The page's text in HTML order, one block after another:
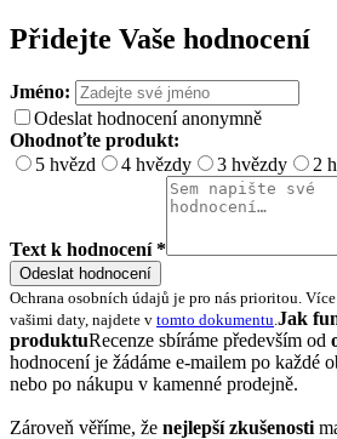
Přidejte Vaše hodnocení
Jméno:
Odeslat hodnocení anonymně
Ohodnoťte produkt:
5 hvězd
4 hvězdy 3 hvězdy 2
Text k hodnocení *
Odeslat hodnocení
Ochrana osobních údajů je pro nás prioritou.
vašimi daty, najdete v tomto dokumentu.Jak
produktuRecenze sbíráme především od
hodnocení je žádáme e-mailem po každé
nebo po nákupu v kamenné prodejně.
Zároveň věříme, že nejlepší zkušenosti